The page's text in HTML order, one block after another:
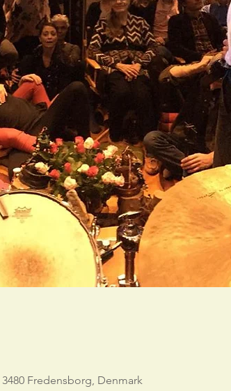
Fredensborg, Denmark